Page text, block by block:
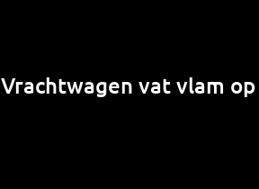
Vrachtwagen vat vlam